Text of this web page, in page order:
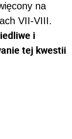
na
VII-VIII.
i
tej kwestii